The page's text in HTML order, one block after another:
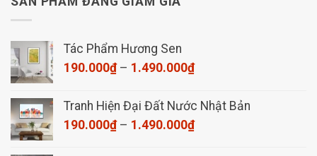
Tác Phẩm Hương Sen
190.000₫ – 1.490.000₫Khoảng
từ
190.000₫
Tranh Hiện Đại Đất Nước Nhật Bản
190.000₫ – 1.490.000₫Khoảng